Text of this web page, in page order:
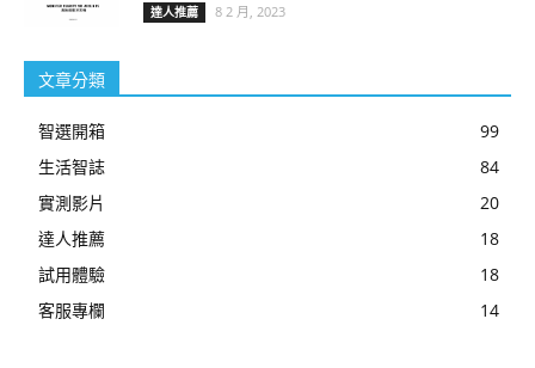
達人推薦 8 2 月, 2023
文章分類
智選開箱
99
生活智誌
84
實測影片
20
達人推薦
18
試用體驗
18
客服專欄
14